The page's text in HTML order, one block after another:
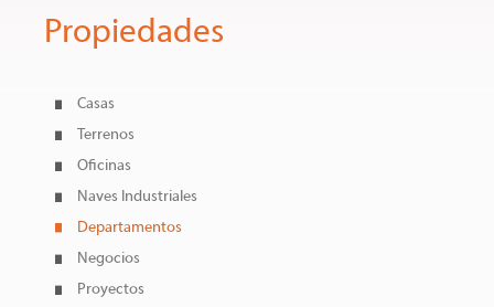
Propiedades
Casas
Terrenos
Oficinas
Naves Industriales
Departamentos
Negocios
Proyectos